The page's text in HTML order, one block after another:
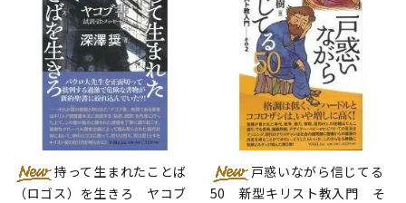
持って生まれたことば
（ロゴス）を生きろ ヤコブ
戸惑いながら信じてる
50 新型キリスト教入門 そ